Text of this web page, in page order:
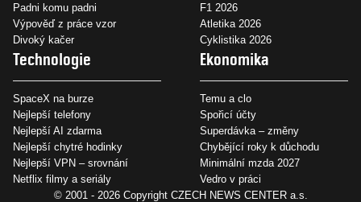
Padni komu padni
Výpověď z práce vzor
Divoký kačer
F1 2026
Atletika 2026
Cyklistika 2026
Technologie
SpaceX na burze
Nejlepší telefony
Nejlepší AI zdarma
Nejlepší chytré hodinky
Nejlepší VPN – srovnání
Netflix filmy a seriály
Ekonomika
Temu a clo
Spořicí účty
Superdávka – změny
Chybějící roky k důchodu
Minimální mzda 2027
Vedro v práci
© 2001 - 2026 Copyright CZECH NEWS CENTER a.s.